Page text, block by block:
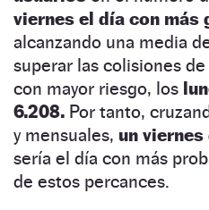
viernes el día con más
alcanzando una media
superar las colisiones
con mayor riesgo, los
6.208. Por tanto,
y mensuales, un
sería el día con más
de estos percances.